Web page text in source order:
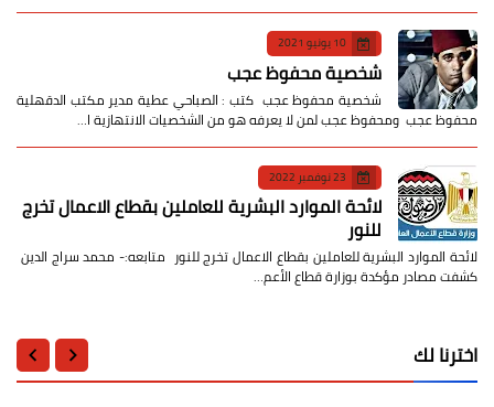
10 يونيو 2021
شخصية محفوظ عجب
شخصية محفوظ عجب كتب : الصباحي عطية مدير مكتب الدقهلية
محفوظ عجب ومحفوظ عجب لمن لا يعرفه هو من الشخصيات الانتهازية ا…
23 نوفمبر 2022
لائحة الموارد البشرية للعاملين بقطاع الاعمال تخرج
للنور
لائحة الموارد البشرية للعاملين بقطاع الاعمال تخرج للنور متابعه:- محمد سراج الدين
كشفت مصادر مؤكدة بوزارة قطاع الأعم…
اخترنا لك